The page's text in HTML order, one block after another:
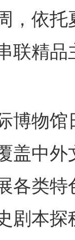
，依
联精
物馆日
盖中
各类
剧本探